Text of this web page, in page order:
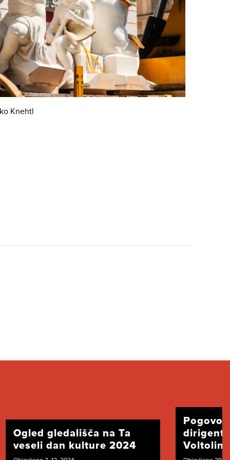
Knehtl
Ogled gledališča na Ta
veseli dan kulture 2024